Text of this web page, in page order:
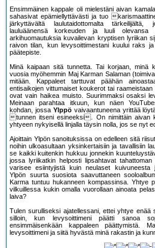
Ensimmäinen kappale oli mielestäni aivan
sahasivat epämiellyttävästi ja tuo
järkyttävältä laulutaidottomalta tärkeilijältä,
lauluäänensä korkeuden ja luuli
arkihuomautuksia kuvailevan kryptisen lyriikan
raivon tilan, kun levysoittimestani kuului raks
päätepiste.
Minä kaipaan sitä tunnetta. Tai korjaan, minä
vuosia myöhemmin Maj Karman Salaman
mitään. Kappaleet tarttuvat päähän
entisaikojen vittumaiset koukerot tai
ovat vain haikea muisto. Suurimmaksi osaksi
Meinaan parahtaa itkuun, kun näen
kohdan, jossa Ylppövaivaantuneena yrittää
tunnen itseni esineeksi. On nimittäin aivan
yhtyeen nykyisellä linjalla täysin nolla, jos se nyt
Ajoittain Ylpön sanoituksissa on edelleen sitä
noihin ulkoasultaan yksinkertaisiin ja tavallisiin
se kaikki kuitenkin hukkuu jonnekin
jossa lyriikatkin helposti lipsahtavat
varisee esiintyjistä kuin neulaset kuivuneesta
Ylpön suurta suosiota saavuttaneen
Karma tuntuu hukanneen kompassinsa. Yhtye
vilkuillessa kukin omalla vuorollaan ainoata
laiva?
Tulen surulliseksi ajatellessani, ettei yhtye enää
silloin, kun levysoittimeni päätti sanoa
ensimmäisenkään kappaleen päättymistä.
levysoittimeni ja siitä hyvästä minä rakastin ja